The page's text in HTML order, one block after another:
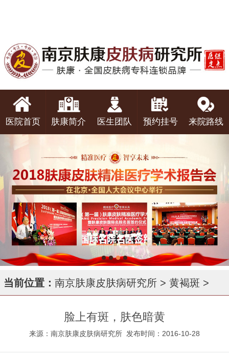
医院首页 肤康简介 医生团队 预约挂号 来院路线
当前位置： 南京肤康皮肤病研究所 > 黄褐斑 >
脸上有斑，肤色暗黄
来源：南京肤康皮肤病研究所 发布时间：2016-10-28